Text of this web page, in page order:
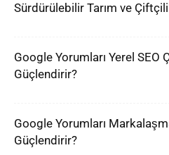
Sürdürülebilir Tarım ve
Google Yorumları Yerel SEO
Güçlendirir?
Google Yorumları
Güçlendirir?